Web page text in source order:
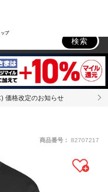
ップ
検索
価格改定のお知らせ
商品番号： 82707217